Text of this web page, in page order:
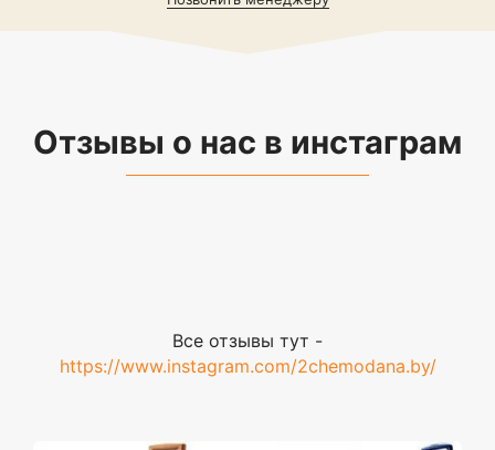
Отзывы о нас в инстаграм
Все отзывы тут -
https://www.instagram.com/2chemodana.by/